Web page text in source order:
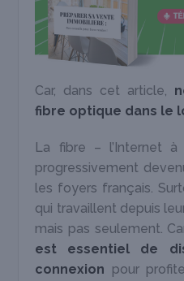
Car, dans cet article,
fibre optique dans le
La fibre – l’Internet
progressivement
les foyers français.
qui travaillent depuis
mais pas seulement.
est essentiel de
connexion pour